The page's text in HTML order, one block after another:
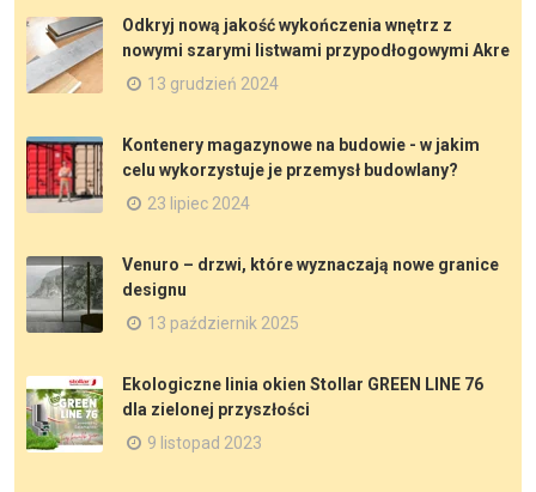
Odkryj nową jakość wykończenia wnętrz z
nowymi szarymi listwami przypodłogowymi Akre
13 grudzień 2024
Kontenery magazynowe na budowie - w jakim
celu wykorzystuje je przemysł budowlany?
23 lipiec 2024
Venuro – drzwi, które wyznaczają nowe granice
designu
13 październik 2025
Ekologiczne linia okien Stollar GREEN LINE 76
dla zielonej przyszłości
9 listopad 2023